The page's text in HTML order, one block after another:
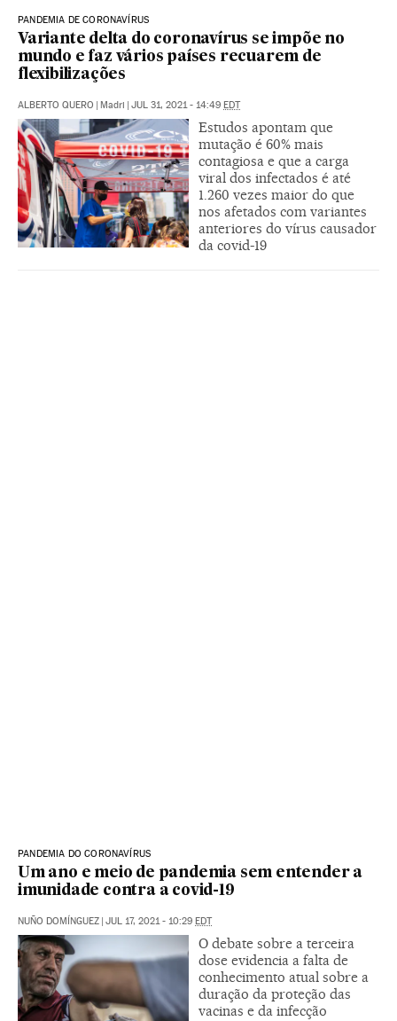
PANDEMIA DE CORONAVÍRUS
Variante delta do coronavírus se impõe no
mundo e faz vários países recuarem de
flexibilizações
ALBERTO QUERO Madri JUL 31, 2021 - 14:49 EDT
Estudos apontam que
mutação é 60% mais
contagiosa e que a carga
viral dos infectados é até
1.260 vezes maior do que
nos afetados com variantes
anteriores do vírus causador
da covid-19
PANDEMIA DO CORONAVÍRUS
Um ano e meio de pandemia sem entender a
imunidade contra a covid-19
NUÑO DOMÍNGUEZ JUL 17, 2021 - 10:29 EDT
O debate sobre a terceira
dose evidencia a falta de
conhecimento atual sobre a
duração da proteção das
vacinas e da infecção